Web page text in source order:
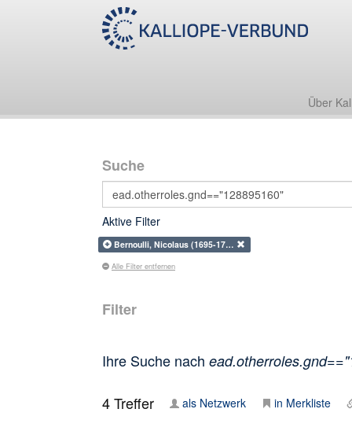
Über
Suche
Aktive Filter
Bernoulli, Nicolaus (1695-17…
Alle Filter entfernen
Filter
Ihre Suche nach
4Treffer als Netzwerk in Merkliste